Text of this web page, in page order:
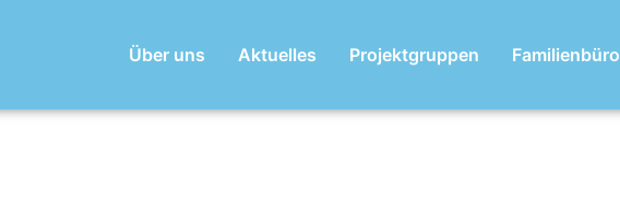
Über uns Aktuelles Projektgruppen Familienbüro